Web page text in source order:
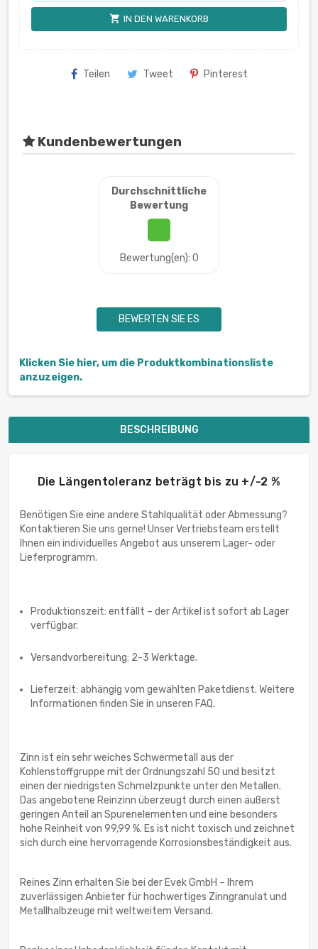
shopping_cart IN DEN WARENKORB
Teilen Tweet Pinterest
Kundenbewertungen
Durchschnittliche
Bewertung
Bewertung(en): 0
BEWERTEN SIE ES
Klicken Sie hier, um die Produktkombinationsliste
anzuzeigen.
BESCHREIBUNG
Die Längentoleranz beträgt bis zu +/-2 %
Benötigen Sie eine andere Stahlqualität oder Abmessung?
Kontaktieren Sie uns gerne! Unser Vertriebsteam erstellt
Ihnen ein individuelles Angebot aus unserem Lager- oder
Lieferprogramm.
Produktionszeit: entfällt – der Artikel ist sofort ab Lager
verfügbar.
Versandvorbereitung: 2-3 Werktage.
Lieferzeit: abhängig vom gewählten Paketdienst. Weitere
Informationen finden Sie in unseren FAQ.
Zinn ist ein sehr weiches Schwermetall aus der
Kohlenstoffgruppe mit der Ordnungszahl 50 und besitzt
einen der niedrigsten Schmelzpunkte unter den Metallen.
Das angebotene Reinzinn überzeugt durch einen äußerst
geringen Anteil an Spurenelementen und eine besonders
hohe Reinheit von 99,99 %. Es ist nicht toxisch und zeichnet
sich durch eine hervorragende Korrosionsbeständigkeit aus.
Reines Zinn erhalten Sie bei der Evek GmbH – Ihrem
zuverlässigen Anbieter für hochwertiges Zinngranulat und
Metallhalbzeuge mit weltweitem Versand.